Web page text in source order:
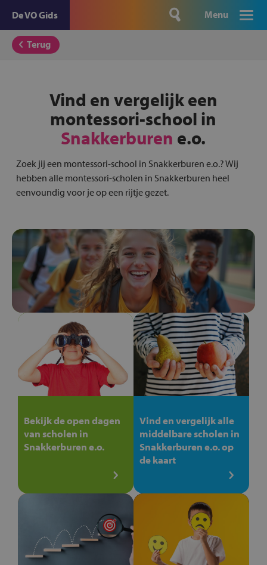
De VO Gids Menu
Terug
Vind en vergelijk een
montessori-school in
Snakkerburen e.o.
Zoek jij een montessori-school in Snakkerburen e.o.? Wij
hebben alle montessori-scholen in Snakkerburen heel
eenvoundig voor je op een rijtje gezet.
Bekijk de open dagen
van scholen in
Snakkerburen e.o.
Vind en vergelijk alle
middelbare scholen in
Snakkerburen e.o. op
de kaart